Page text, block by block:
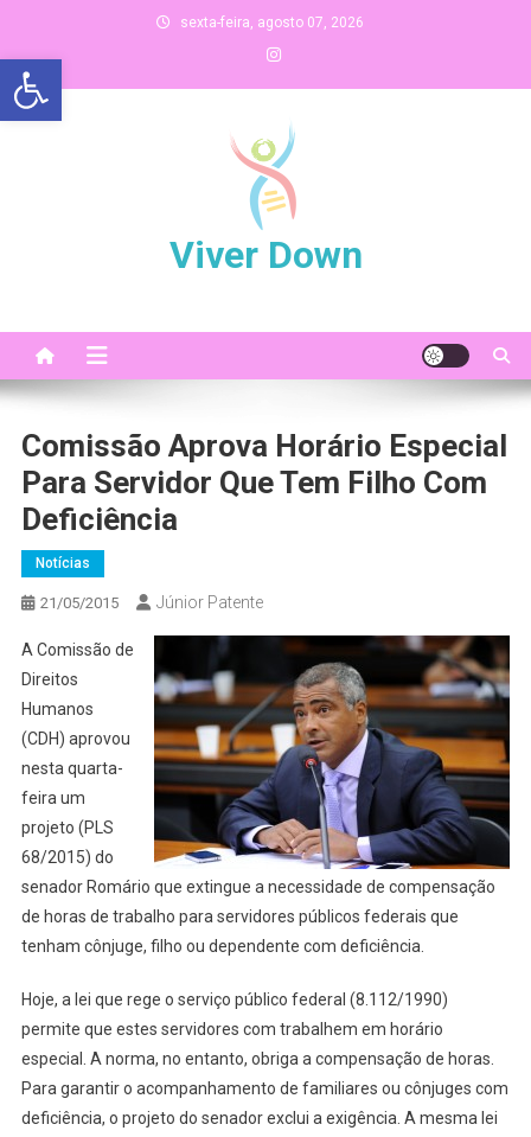
Abrir a barra de ferramentas
content
sexta-feira, agosto 07, 2026
Viver Down
Comissão Aprova Horário Especial
Para Servidor Que Tem Filho Com
Deficiência
Notícias
21/05/2015 Júnior Patente
A Comissão de
Direitos
Humanos
(CDH) aprovou
nesta quarta-
feira um
projeto (PLS
68/2015) do
senador Romário que extingue a necessidade de compensação
de horas de trabalho para servidores públicos federais que
tenham cônjuge, filho ou dependente com deficiência.
Hoje, a lei que rege o serviço público federal (8.112/1990)
permite que estes servidores com trabalhem em horário
especial. A norma, no entanto, obriga a compensação de horas.
Para garantir o acompanhamento de familiares ou cônjuges com
deficiência, o projeto do senador exclui a exigência. A mesma lei